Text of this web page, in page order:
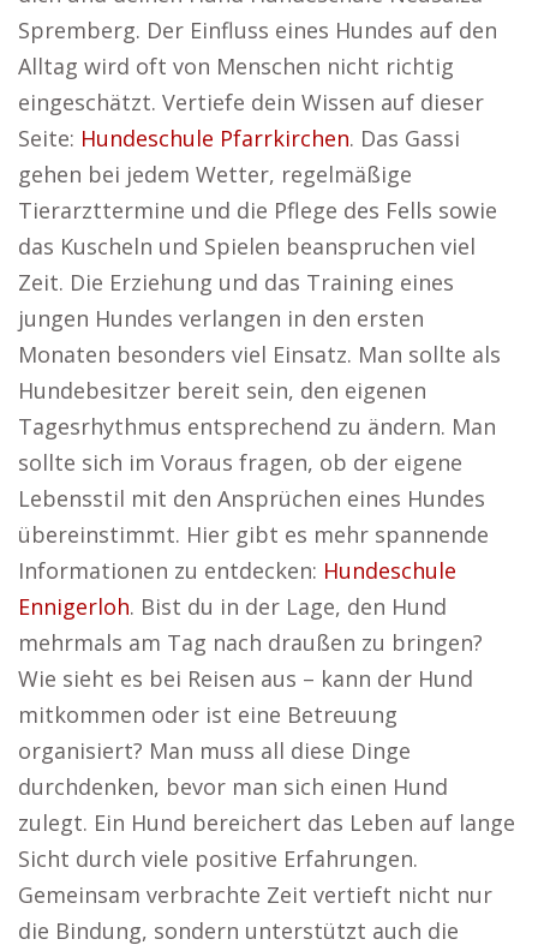
Spremberg. Der Einfluss eines Hundes auf den
Alltag wird oft von Menschen nicht richtig
eingeschätzt. Vertiefe dein Wissen auf dieser
Seite: Hundeschule Pfarrkirchen. Das Gassi
gehen bei jedem Wetter, regelmäßige
Tierarzttermine und die Pflege des Fells sowie
das Kuscheln und Spielen beanspruchen viel
Zeit. Die Erziehung und das Training eines
jungen Hundes verlangen in den ersten
Monaten besonders viel Einsatz. Man sollte als
Hundebesitzer bereit sein, den eigenen
Tagesrhythmus entsprechend zu ändern. Man
sollte sich im Voraus fragen, ob der eigene
Lebensstil mit den Ansprüchen eines Hundes
übereinstimmt. Hier gibt es mehr spannende
Informationen zu entdecken: Hundeschule
Ennigerloh. Bist du in der Lage, den Hund
mehrmals am Tag nach draußen zu bringen?
Wie sieht es bei Reisen aus – kann der Hund
mitkommen oder ist eine Betreuung
organisiert? Man muss all diese Dinge
durchdenken, bevor man sich einen Hund
zulegt. Ein Hund bereichert das Leben auf lange
Sicht durch viele positive Erfahrungen.
Gemeinsam verbrachte Zeit vertieft nicht nur
die Bindung, sondern unterstützt auch die